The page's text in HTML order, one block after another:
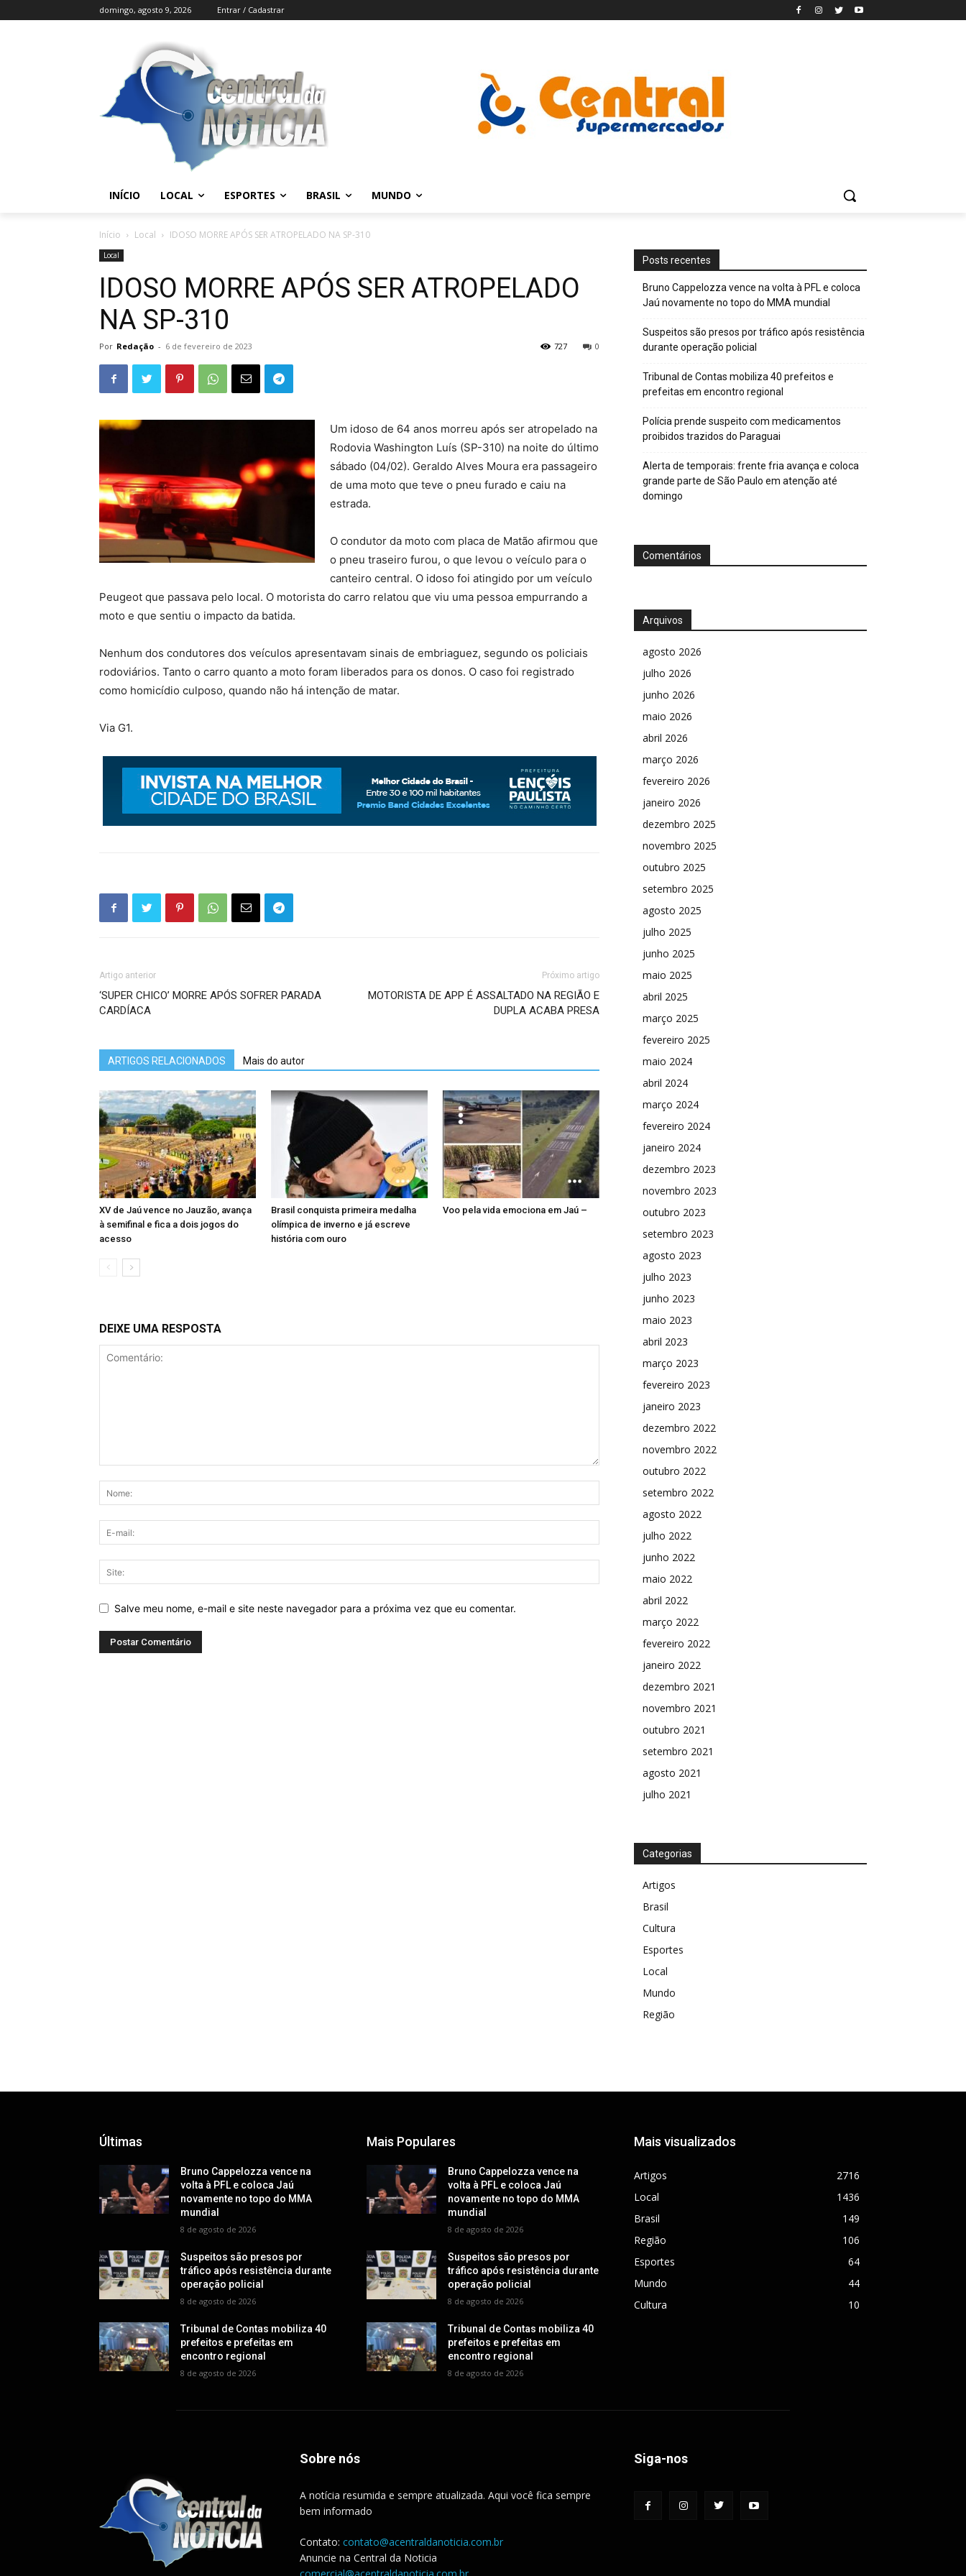
domingo, agosto 9, 2026 Entrar / Cadastrar
INÍCIO LOCAL ESPORTES BRASIL MUNDO
Início Local IDOSO MORRE APÓS SER ATROPELADO NA SP-310
Local
IDOSO MORRE APÓS SER ATROPELADO
NA SP-310
Por Redação - 6 de fevereiro de 2023 0
727
Um idoso de 64 anos morreu após ser atropelado na
Rodovia Washington Luís (SP-310) na noite do último
sábado (04/02). Geraldo Alves Moura era passageiro
de uma moto que teve o pneu furado e caiu na
estrada.
O condutor da moto com placa de Matão afirmou que
o pneu traseiro furou, o que levou o veículo para o
canteiro central. O idoso foi atingido por um veículo
Peugeot que passava pelo local. O motorista do carro relatou que viu uma pessoa empurrando a
moto e que sentiu o impacto da batida.
Nenhum dos condutores dos veículos apresentavam sinais de embriaguez, segundo os policiais
rodoviários. Tanto o carro quanto a moto foram liberados para os donos. O caso foi registrado
como homicídio culposo, quando não há intenção de matar.
Via G1.
Artigo anterior
‘SUPER CHICO’ MORRE APÓS SOFRER PARADA
CARDÍACA
Próximo artigo
MOTORISTA DE APP É ASSALTADO NA REGIÃO E
DUPLA ACABA PRESA
ARTIGOS RELACIONADOS Mais do autor
XV de Jaú vence no Jauzão, avança
à semifinal e fica a dois jogos do
acesso
Brasil conquista primeira medalha
olímpica de inverno e já escreve
história com ouro
Voo pela vida emociona em Jaú –
DEIXE UMA RESPOSTA
Salve meu nome, e-mail e site neste navegador para a próxima vez que eu comentar.
Posts recentes
Bruno Cappelozza vence na volta à PFL e coloca
Jaú novamente no topo do MMA mundial
Suspeitos são presos por tráfico após resistência
durante operação policial
Tribunal de Contas mobiliza 40 prefeitos e
prefeitas em encontro regional
Polícia prende suspeito com medicamentos
proibidos trazidos do Paraguai
Alerta de temporais: frente fria avança e coloca
grande parte de São Paulo em atenção até
domingo
Comentários
Arquivos
agosto 2026
julho 2026
junho 2026
maio 2026
abril 2026
março 2026
fevereiro 2026
janeiro 2026
dezembro 2025
novembro 2025
outubro 2025
setembro 2025
agosto 2025
julho 2025
junho 2025
maio 2025
abril 2025
março 2025
fevereiro 2025
maio 2024
abril 2024
março 2024
fevereiro 2024
janeiro 2024
dezembro 2023
novembro 2023
outubro 2023
setembro 2023
agosto 2023
julho 2023
junho 2023
maio 2023
abril 2023
março 2023
fevereiro 2023
janeiro 2023
dezembro 2022
novembro 2022
outubro 2022
setembro 2022
agosto 2022
julho 2022
junho 2022
maio 2022
abril 2022
março 2022
fevereiro 2022
janeiro 2022
dezembro 2021
novembro 2021
outubro 2021
setembro 2021
agosto 2021
julho 2021
Categorias
Artigos
Brasil
Cultura
Esportes
Local
Mundo
Região
Últimas
Bruno Cappelozza vence na
volta à PFL e coloca Jaú
novamente no topo do MMA
mundial
8 de agosto de 2026
Suspeitos são presos por
tráfico após resistência durante
operação policial
8 de agosto de 2026
Tribunal de Contas mobiliza 40
prefeitos e prefeitas em
encontro regional
8 de agosto de 2026
Mais Populares
Bruno Cappelozza vence na
volta à PFL e coloca Jaú
novamente no topo do MMA
mundial
8 de agosto de 2026
Suspeitos são presos por
tráfico após resistência durante
operação policial
8 de agosto de 2026
Tribunal de Contas mobiliza 40
prefeitos e prefeitas em
encontro regional
8 de agosto de 2026
Mais visualizados
Artigos
2716
Local
1436
Brasil
149
Região
106
Esportes
64
Mundo
44
Cultura
10
Sobre nós
A notícia resumida e sempre atualizada. Aqui você fica sempre
bem informado
Contato: contato@acentraldanoticia.com.br
Anuncie na Central da Noticia
Siga-nos